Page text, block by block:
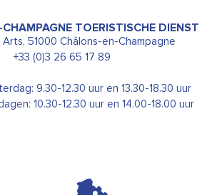
TOERISTISCHE DIENST
51000 Châlons-en-Champagne
+33 (0)3 26 65 17 89
9.30-12.30 uur en 13.30-18.30 uur
10.30-12.30 uur en 14.00-18.00 uur